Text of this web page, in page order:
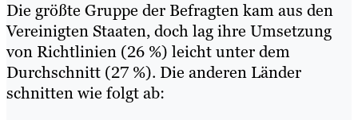
Die größte Gruppe der Befragten kam aus den
Vereinigten Staaten, doch lag ihre Umsetzung
von Richtlinien (26 %) leicht unter dem
Durchschnitt (27 %). Die anderen Länder
schnitten wie folgt ab: